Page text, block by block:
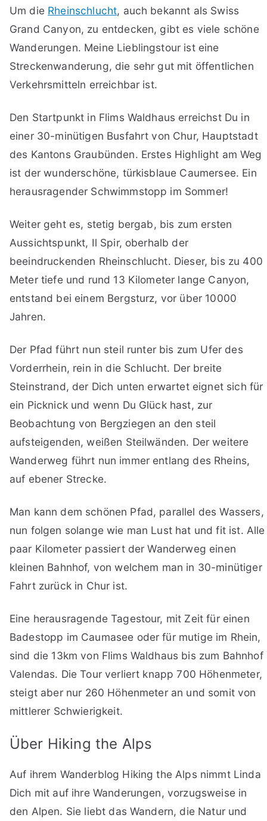
Um die Rheinschlucht, auch bekannt als Swiss
Grand Canyon, zu entdecken, gibt es viele schöne
Wanderungen. Meine Lieblingstour ist eine
Streckenwanderung, die sehr gut mit öffentlichen
Verkehrsmitteln erreichbar ist.
Den Startpunkt in Flims Waldhaus erreichst Du in
einer 30-minütigen Busfahrt von Chur, Hauptstadt
des Kantons Graubünden. Erstes Highlight am Weg
ist der wunderschöne, türkisblaue Caumersee. Ein
herausragender Schwimmstopp im Sommer!
Weiter geht es, stetig bergab, bis zum ersten
Aussichtspunkt, Il Spir, oberhalb der
beeindruckenden Rheinschlucht. Dieser, bis zu 400
Meter tiefe und rund 13 Kilometer lange Canyon,
entstand bei einem Bergsturz, vor über 10000
Jahren.
Der Pfad führt nun steil runter bis zum Ufer des
Vorderrhein, rein in die Schlucht. Der breite
Steinstrand, der Dich unten erwartet eignet sich für
ein Picknick und wenn Du Glück hast, zur
Beobachtung von Bergziegen an den steil
aufsteigenden, weißen Steilwänden. Der weitere
Wanderweg führt nun immer entlang des Rheins,
auf ebener Strecke.
Man kann dem schönen Pfad, parallel des Wassers,
nun folgen solange wie man Lust hat und fit ist. Alle
paar Kilometer passiert der Wanderweg einen
kleinen Bahnhof, von welchem man in 30-minütiger
Fahrt zurück in Chur ist.
Eine herausragende Tagestour, mit Zeit für einen
Badestopp im Caumasee oder für mutige im Rhein,
sind die 13km von Flims Waldhaus bis zum Bahnhof
Valendas. Die Tour verliert knapp 700 Höhenmeter,
steigt aber nur 260 Höhenmeter an und somit von
mittlerer Schwierigkeit.
Über Hiking the Alps
Auf ihrem Wanderblog Hiking the Alps nimmt Linda
Dich mit auf ihre Wanderungen, vorzugsweise in
den Alpen. Sie liebt das Wandern, die Natur und